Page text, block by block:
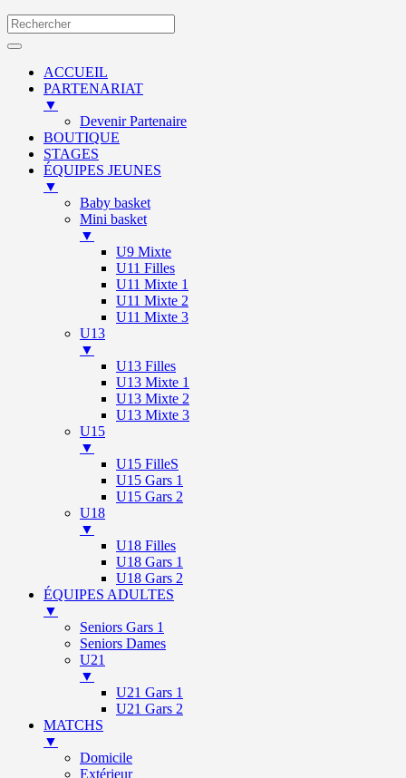
ACCUEIL
PARTENARIAT
▼
Devenir Partenaire
BOUTIQUE
STAGES
ÉQUIPES JEUNES
▼
Baby basket
Mini basket
▼
U9 Mixte
U11 Filles
U11 Mixte 1
U11 Mixte 2
U11 Mixte 3
U13
▼
U13 Filles
U13 Mixte 1
U13 Mixte 2
U13 Mixte 3
U15
▼
U15 FilleS
U15 Gars 1
U15 Gars 2
U18
▼
U18 Filles
U18 Gars 1
U18 Gars 2
ÉQUIPES ADULTES
▼
Seniors Gars 1
Seniors Dames
U21
▼
U21 Gars 1
U21 Gars 2
MATCHS
▼
Domicile
Extérieur